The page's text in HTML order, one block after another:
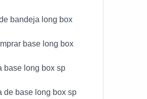
bandeja long box
base long box
base long box sp
de base long box sp